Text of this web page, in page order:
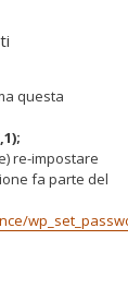
questa
re-impostare
fa parte del